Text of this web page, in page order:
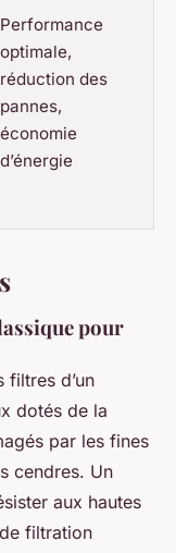
Performance
optimale,
réduction des
pannes,
économie
d’énergie
pour
filtres d’un
dotés de la
par les fines
cendres. Un
aux hautes
filtration